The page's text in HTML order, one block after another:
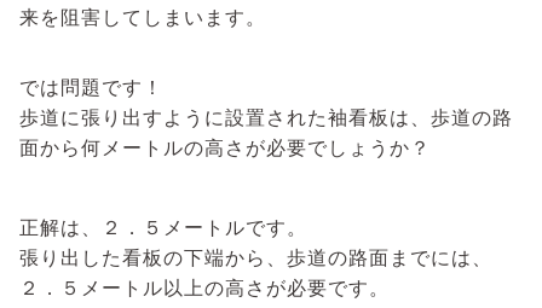
来を阻害してしまいます。
では問題です！
歩道に張り出すように設置された袖看板は、歩道の路
面から何メートルの高さが必要でしょうか？
正解は、２．５メートルです。
張り出した看板の下端から、歩道の路面までには、
２．５メートル以上の高さが必要です。